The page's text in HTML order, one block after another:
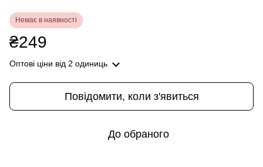
Немає в наявності
₴249
Оптові ціни від 2 одиниць
Повідомити, коли з'явиться
До обраного